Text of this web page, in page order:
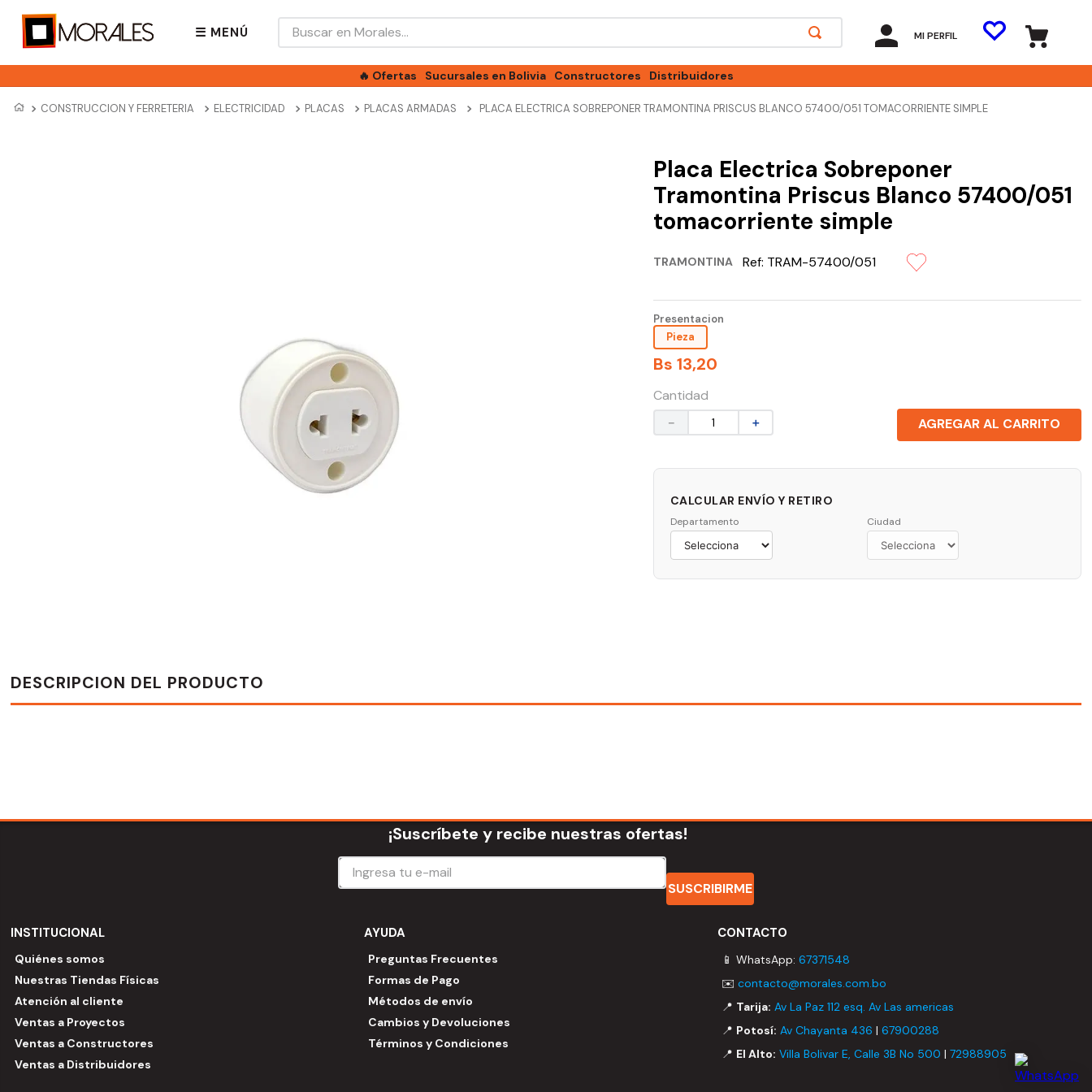
☰ MENÚ
Buscar en Morales...
MI PERFIL
🔥 Ofertas Sucursales en Bolivia Constructores Distribuidores
CONSTRUCCION Y FERRETERIA ELECTRICIDAD PLACAS PLACAS ARMADAS PLACA ELECTRICA SOBREPONER TRAMONTINA PRISCUS BLANCO 57400/051 TOMACORRIENTE SIMPLE
Placa Electrica Sobreponer
Tramontina Priscus Blanco 57400/051
tomacorriente simple
TRAMONTINA Ref: TRAM-57400/051
Presentacion
Pieza
Bs 13,20
Cantidad
＋
－ AGREGAR AL CARRITO
CALCULAR ENVÍO Y RETIRO
Departamento Ciudad
DESCRIPCION DEL PRODUCTO
¡Suscríbete y recibe nuestras ofertas!
SUSCRIBIRME
INSTITUCIONAL
Quiénes somos
Nuestras Tiendas Físicas
Atención al cliente
Ventas a Proyectos
Ventas a Constructores
Ventas a Distribuidores
AYUDA
Preguntas Frecuentes
Formas de Pago
Métodos de envío
Cambios y Devoluciones
Términos y Condiciones
CONTACTO
📱 WhatsApp: 67371548
✉️ contacto@morales.com.bo
📍 Tarija: Av La Paz 112 esq. Av Las americas
📍 Potosí: Av Chayanta 436 | 67900288
📍 El Alto: Villa Bolivar E, Calle 3B No 500 | 72988905